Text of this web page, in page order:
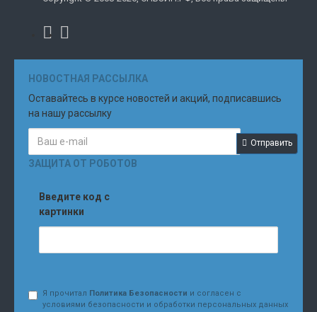
НОВОСТНАЯ РАССЫЛКА
Оставайтесь в курсе новостей и акций, подписавшись
на нашу рассылку
Отправить
ЗАЩИТА ОТ РОБОТОВ
Введите код с
картинки
Я прочитал Политика Безопасности и согласен с
условиями безопасности и обработки персональных данных